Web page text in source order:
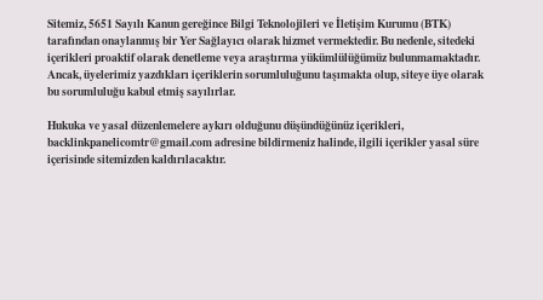
Sitemiz, 5651 Sayılı Kanun gereğince Bilgi Teknolojileri ve İletişim Kurumu (BTK)
tarafından onaylanmış bir Yer Sağlayıcı olarak hizmet vermektedir. Bu nedenle, sitedeki
içerikleri proaktif olarak denetleme veya araştırma yükümlülüğümüz bulunmamaktadır.
Ancak, üyelerimiz yazdıkları içeriklerin sorumluluğunu taşımakta olup, siteye üye olarak
bu sorumluluğu kabul etmiş sayılırlar.
Hukuka ve yasal düzenlemelere aykırı olduğunu düşündüğünüz içerikleri,
backlinkpanelicomtr@gmail.comadresine bildirmeniz halinde, ilgili içerikler yasal süre
içerisinde sitemizden kaldırılacaktır.